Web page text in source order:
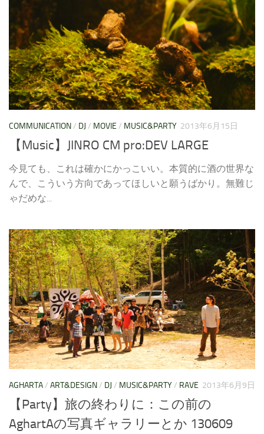
COMMUNICATION/ DJ / MOVIE / MUSIC&PARTY 2013年6月15日
【Music】JINRO CM pro:DEV LARGE
今見ても、これは確かにかっこいい。本質的に酒の世界な
んで、こういう方向であってほしいと願うばかり。無難じ
ゃだめな...
AGHARTA/ ART&DESIGN/ DJ / MUSIC&PARTY/ RAVE 2013年6月9日
【Party】旅の終わりに：この前の
AghartAの写真ギャラリーとか 130609